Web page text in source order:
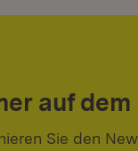
auf
Sie den